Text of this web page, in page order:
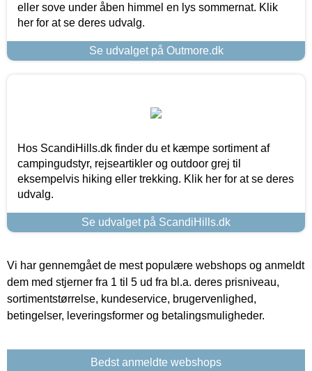
eller sove under åben himmel en lys sommernat. Klik
her for at se deres udvalg.
Se udvalget på Outmore.dk
Hos ScandiHills.dk finder du et kæmpe sortiment af
campingudstyr, rejseartikler og outdoor grej til
eksempelvis hiking eller trekking. Klik her for at se deres
udvalg.
Se udvalget på ScandiHills.dk
Vi har gennemgået de mest populære webshops og anmeldt
dem med stjerner fra 1 til 5 ud fra bl.a. deres prisniveau,
sortimentstørrelse, kundeservice, brugervenlighed,
betingelser, leveringsformer og betalingsmuligheder.
Bedst anmeldte webshops